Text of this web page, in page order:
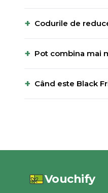
+ Codurile de
+ Pot combina mai
+ Când este Black
Vouchify